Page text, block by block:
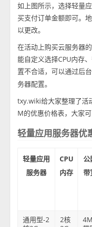
如上图所示，选择轻量
买支付订单金额即可。
以更改。
在活动上购买云服务器
能自定义选择CPU内存
置不合适，可以通过后
务器配置。
txy.wiki给大家整理了活
M的优惠价格表，大家
轻量应用服务器优
轻量应用
服务器
CPU
内存
公
带
通用型-2
2核
4M